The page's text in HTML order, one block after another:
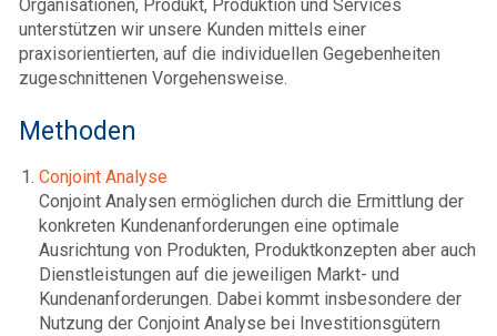
Organisationen, Produkt, Produktion und Services
unterstützen wir unsere Kunden mittels einer
praxisorientierten, auf die individuellen Gegebenheiten
zugeschnittenen Vorgehensweise.
Methoden
Conjoint Analyse
Conjoint Analysen ermöglichen durch die Ermittlung der
konkreten Kundenanforderungen eine optimale
Ausrichtung von Produkten, Produktkonzepten aber auch
Dienstleistungen auf die jeweiligen Markt- und
Kundenanforderungen. Dabei kommt insbesondere der
Nutzung der Conjoint Analyse bei Investitionsgütern